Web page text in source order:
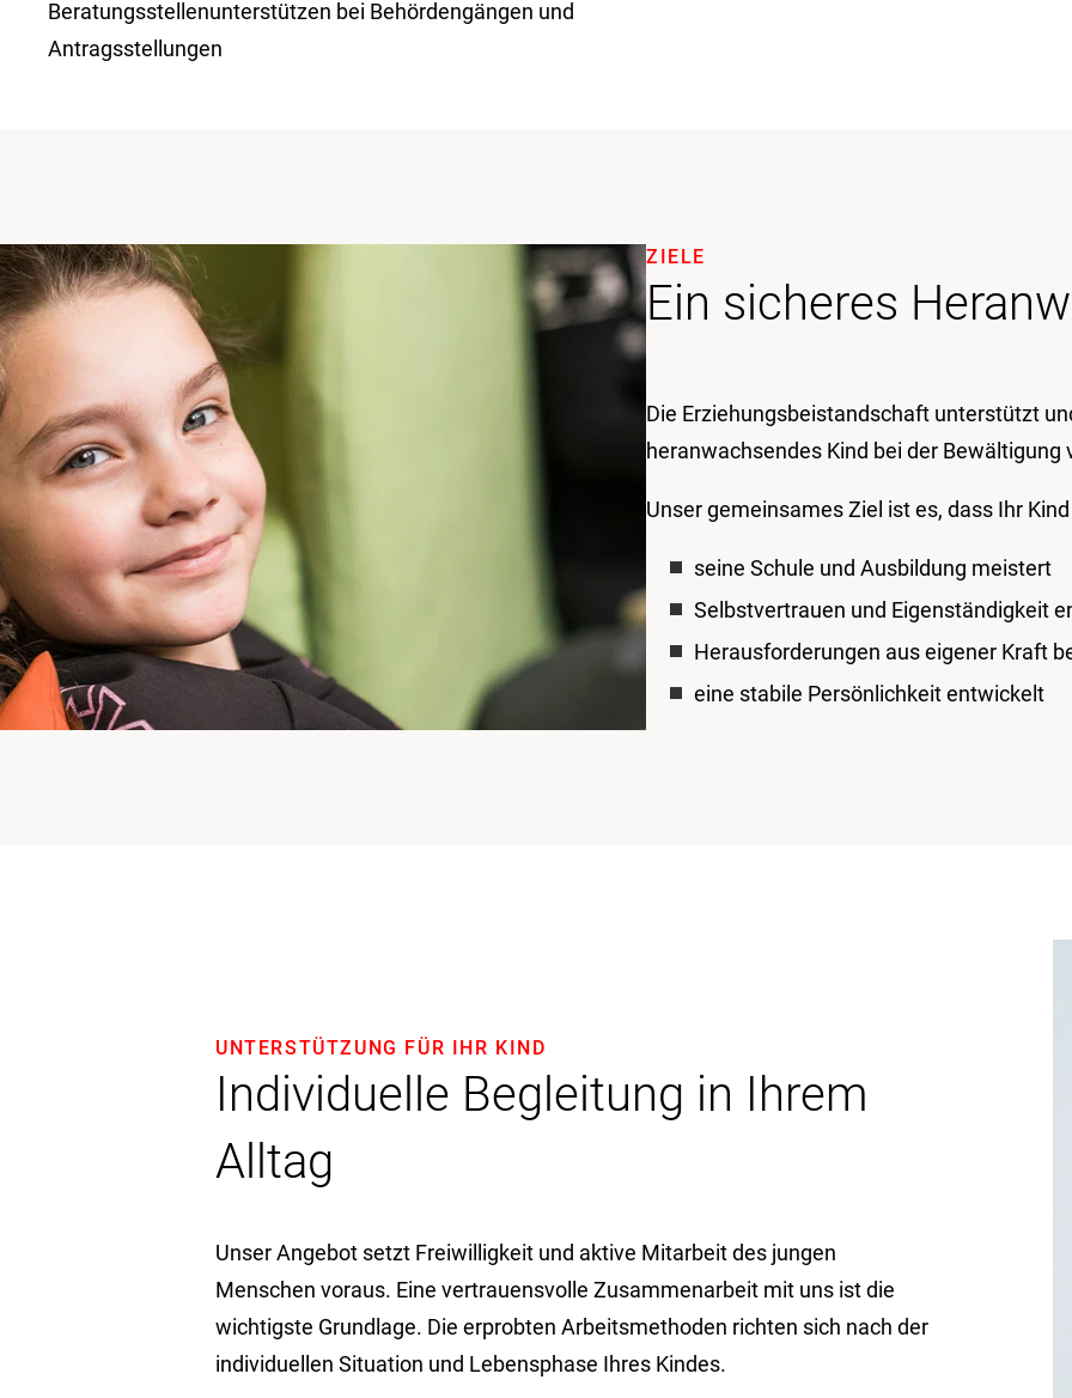
Beratungsstellenunterstützen bei Behördengängen und
Antragsstellungen
Ein sicheres
ZIELE
Die Erziehungsbeistandschaft unterstützt
heranwachsendes Kind bei der
Unser gemeinsames Ziel ist es, dass Ihr Kind
seine Schule und Ausbildung meistert
Selbstvertrauen und Eigenständigkeit
Herausforderungen aus eigener Kraft
eine stabile Persönlichkeit entwickelt
Individuelle Begleitung in Ihrem
Alltag
UNTERSTÜTZUNG FÜR IHR KIND
Unser Angebot setzt Freiwilligkeit und aktive Mitarbeit des jungen
Menschen voraus. Eine vertrauensvolle Zusammenarbeit mit uns ist die
wichtigste Grundlage. Die erprobten Arbeitsmethoden richten sich nach der
individuellen Situation und Lebensphase Ihres Kindes.